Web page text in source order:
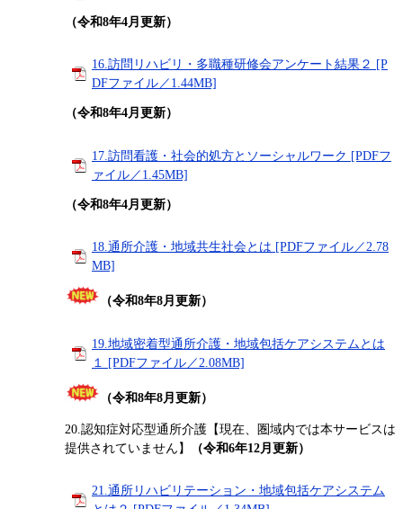
（令和8年4月更新）
16.訪問リハビリ・多職種研修会アンケート結果２ [P
DFファイル／1.44MB]
（令和8年4月更新）
17.訪問看護・社会的処方とソーシャルワーク [PDFフ
ァイル／1.45MB]
（令和8年4月更新）
18.通所介護・地域共生社会とは [PDFファイル／2.78
MB]
（令和8年8月更新）
19.地域密着型通所介護・地域包括ケアシステムとは
１ [PDFファイル／2.08MB]
（令和8年8月更新）
20.認知症対応型通所介護【現在、圏域内では本サービスは
提供されていません】​
（令和6年12月更新）
21.通所リハビリテーション・地域包括ケアシステム